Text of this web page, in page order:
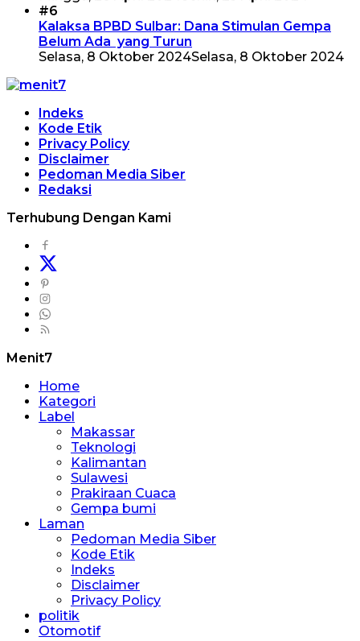
#6
Kalaksa BPBD Sulbar: Dana Stimulan Gempa
Belum Ada yang Turun
Selasa, 8 Oktober 2024Selasa, 8 Oktober 2024
Indeks
Kode Etik
Privacy Policy
Disclaimer
Pedoman Media Siber
Redaksi
Terhubung Dengan Kami
Menit7
Home
Kategori
Label
Makassar
Teknologi
Kalimantan
Sulawesi
Prakiraan Cuaca
Gempa bumi
Laman
Pedoman Media Siber
Kode Etik
Indeks
Disclaimer
Privacy Policy
politik
Otomotif